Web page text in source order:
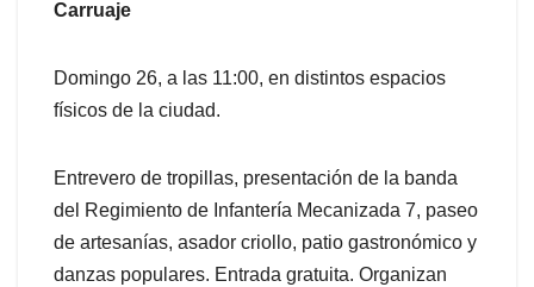
Carruaje
Domingo 26, a las 11:00, en distintos espacios
físicos de la ciudad.
Entrevero de tropillas, presentación de la banda
del Regimiento de Infantería Mecanizada 7, paseo
de artesanías, asador criollo, patio gastronómico y
danzas populares. Entrada gratuita. Organizan